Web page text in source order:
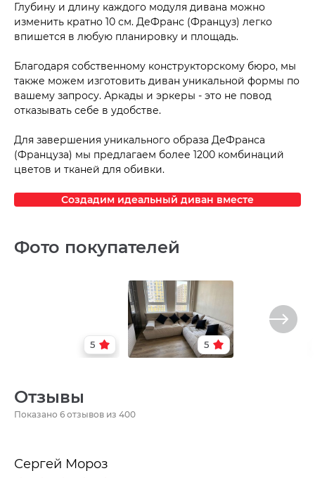
Глубину и длину каждого модуля дивана можно
изменить кратно 10 см. ДеФранс (Француз) легко
впишется в любую планировку и площадь.
Благодаря собственному конструкторскому бюро, мы
также можем изготовить диван уникальной формы по
вашему запросу. Аркады и эркеры - это не повод
отказывать себе в удобстве.
Для завершения уникального образа ДеФранса
(Француза) мы предлагаем более 1200 комбинаций
цветов и тканей для обивки.
Создадим идеальный диван вместе
Фото покупателей
5 5
Отзывы
Показано 6 отзывов из 400
Сергей Мороз